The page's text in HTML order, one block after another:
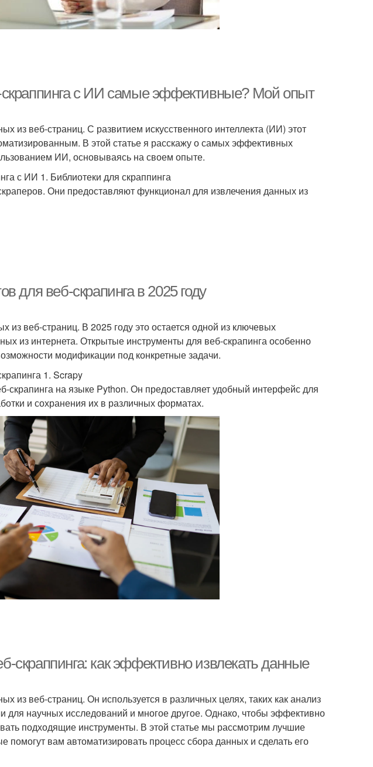
с ИИ самые эффективные? Мой опыт
из веб-страниц. С развитием искусственного интеллекта (ИИ) этот
В этой статье я расскажу о самых эффективных
ИИ, основываясь на своем опыте.
с ИИ 1. Библиотеки для скраппинга
Они предоставляют функционал для извлечения данных из
для веб-скрапинга в 2025 году
из веб-страниц. В 2025 году это остается одной из ключевых
из интернета. Открытые инструменты для веб-скрапинга особенно
модификации под конкретные задачи.
1. Scrapy
на языке Python. Он предоставляет удобный интерфейс для
и сохранения их в различных форматах.
скраппинга: как эффективно извлекать данные
из веб-страниц. Он используется в различных целях, таких как анализ
для научных исследований и многое другое. Однако, чтобы эффективно
подходящие инструменты. В этой статье мы рассмотрим лучшие
помогут вам автоматизировать процесс сбора данных и сделать его